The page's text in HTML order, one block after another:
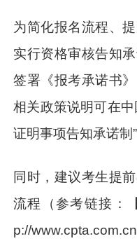
为简化报名流程、
实行资格审核告知
签署《报考承诺书
相关政策说明可在
证明事项告知承诺制
同时，建议考生提
流程（参考链接：
p://